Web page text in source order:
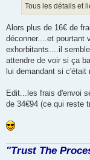
Tous les détails et
Alors plus de 16€ de
déconner....et pourtant
exhorbitants....il
attendre de voir si ça
lui demandant si c'était
Edit...les frais d'envoi
de 34€94 (ce qui reste
"Trust The